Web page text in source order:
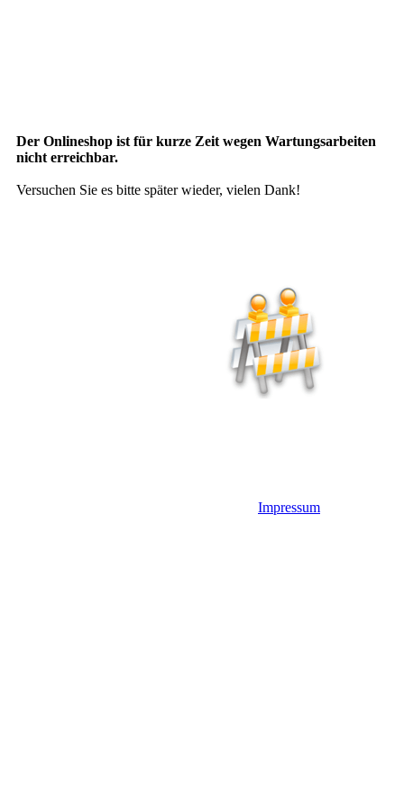
Der Onlineshop ist für kurze Zeit wegen Wartungsarbeiten
nicht erreichbar.
Versuchen Sie es bitte später wieder, vielen Dank!
Impressum